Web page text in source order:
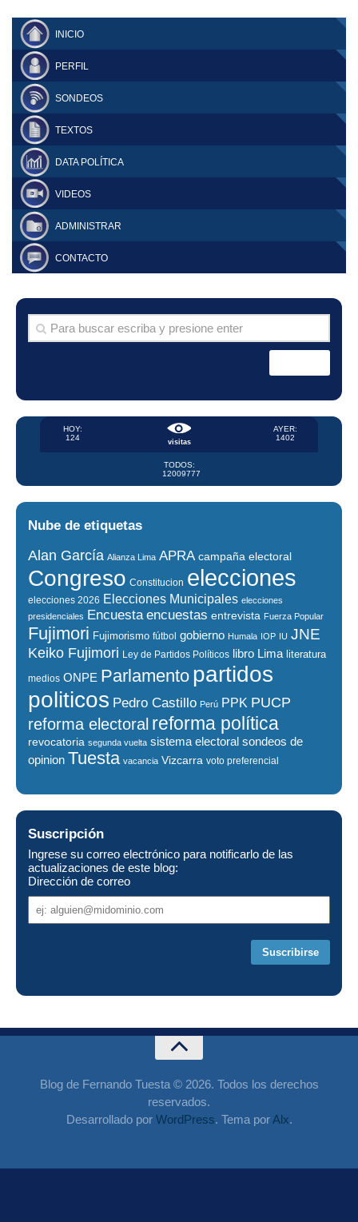
INICIO
PERFIL
SONDEOS
TEXTOS
DATA POLÍTICA
VIDEOS
ADMINISTRAR
CONTACTO
visitas
HOY:
124
AYER:
1402
TODOS:
12009777
Nube de etiquetas
Alan García Alianza Lima APRA campaña electoral
Congreso Constitucion elecciones
elecciones 2026 Elecciones Municipales elecciones
presidenciales
Encuesta encuestas entrevista Fuerza Popular
Fujimori Fujimorismo fútbol gobierno Humala IOP IU JNE
Keiko Fujimori Ley de Partidos Políticos libro Lima literatura
medios ONPE Parlamento partidos
politicos Pedro Castillo Perú PPK PUCP
reforma electoral reforma política
revocatoria segunda vuelta sistema electoral sondeos de
opinion Tuesta vacancia Vizcarra voto preferencial
Suscripción
Ingrese su correo electrónico para notificarlo de las
actualizaciones de este blog:
Dirección de correo
de
Blog de Fernando Tuesta © 2026. Todos los derechos
reservados.
Desarrollado por WordPress. Tema porAlx.